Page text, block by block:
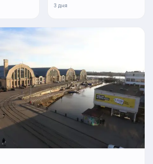
3 дня